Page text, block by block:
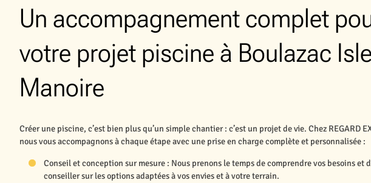
Un accompagnement complet
votre projet piscine à Boulazac Isle
Manoire
Créer une piscine, c’est bien plus qu’un simple chantier : c’est un projet de vie. Chez REGARD
nous vous accompagnons à chaque étape avec une prise en charge complète et personnalisée :
Conseil et conception sur mesure : Nous prenons le temps de comprendre vos besoins et
conseiller sur les options adaptées à vos envies et à votre terrain.